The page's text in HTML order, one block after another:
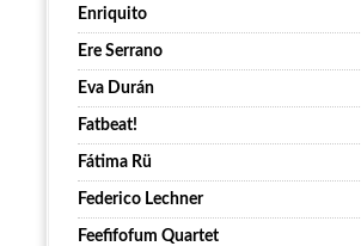
Enriquito
Ere Serrano
Eva Durán
Fatbeat!
Fátima Rü
Federico Lechner
Feefifofum Quartet